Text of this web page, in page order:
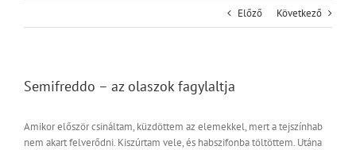
Előző Következő
Semifreddo – az olaszok fagylaltja
Amikor először csináltam, küzdöttem az elemekkel, mert a tejszínhab
nem akart felverődni. Kiszúrtam vele, és habszifonba töltöttem. Utána